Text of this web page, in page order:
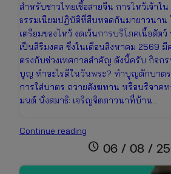
สำหรับชาวไทยเชื้อสายจีน การไหว้เจ้าใ
ธรรมเนียมปฏิบัติที่สืบทอดกันมายาวนาน
เตรียมของไหว้ งดเว้นการบริโภคเนื้อสัต
เป็นสิริมงคล ซึ่งในเดือนสิงหาคม 2569 มี
ตรงกับช่วงเทศกาลสำคัญ ดังนี้ครับ กิจก
บุญ ทำอะไรดีในวันพระ? ทำบุญตักบาตร
การใส่บาตร ถวายสังฆทาน หรือบริจาค
มนต์ นั่งสมาธิ: เจริญจิตภาวนาที่บ้าน…
Continue reading
วันพระ
schedule 06 / 08 /